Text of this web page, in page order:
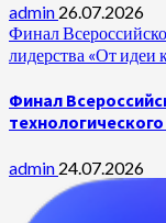
admin 26.07.2026
Финал
лидерства «От идеи
Финал
admin 24.07.2026